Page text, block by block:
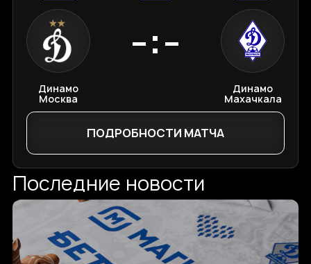
Динамо
Москва
-:-
Динамо
Махачкала
ПОДРОБНОСТИ МАТЧА
Последние новости